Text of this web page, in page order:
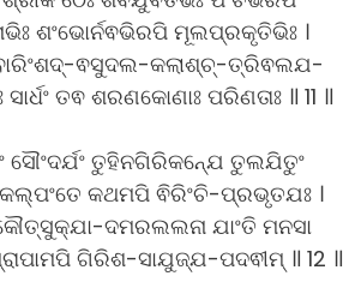
ଶଂଭୋର୍ନଵଭିରପି ମୂଲପ୍ରକୃତିଭିଃ ।
ଵସୁଦଲ-କଲାଶ୍ଚ୍-ତ୍ରିଵଲଯ-
ତଵ ଶରଣକୋଣାଃ ପରିଣତାଃ ॥ 11 ॥
ସୌଂଦର୍ଯଂ ତୁହିନଗିରିକନ୍ଯେ ତୁଲଯିତୁଂ
କଲ୍ପଂତେ କଥମପି ଵିରିଂଚି-ପ୍ରଭୃତଯଃ ।
ଦମରଲଲନା ଯାଂତି ମନସା
ଗିରିଶ-ସାଯୁଜ୍ଯ-ପଦଵୀମ୍ ॥ 12 ॥